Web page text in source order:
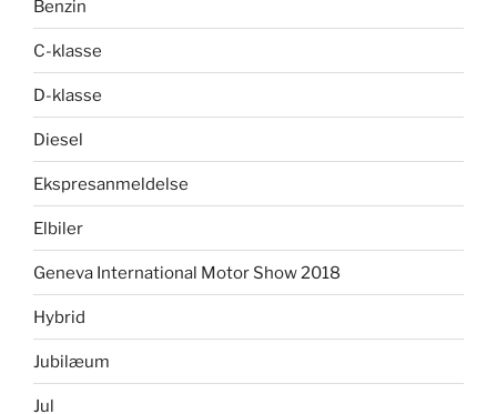
Benzin
C-klasse
D-klasse
Diesel
Ekspresanmeldelse
Elbiler
Geneva International Motor Show 2018
Hybrid
Jubilæum
Jul